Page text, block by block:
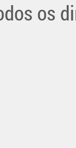
os